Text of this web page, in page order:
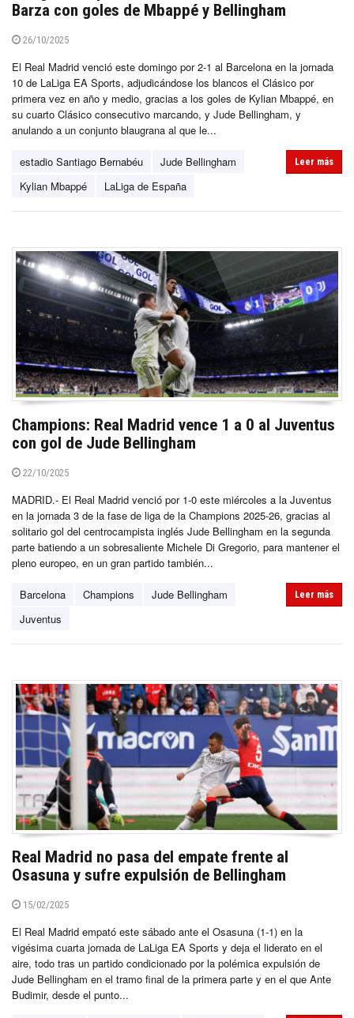
Barza con goles de Mbappé y Bellingham
26/10/2025
El Real Madrid venció este domingo por 2-1 al Barcelona en la jornada
10 de LaLiga EA Sports, adjudicándose los blancos el Clásico por
primera vez en año y medio, gracias a los goles de Kylian Mbappé, en
su cuarto Clásico consecutivo marcando, y Jude Bellingham, y
anulando a un conjunto blaugrana al que le...
estadio Santiago Bernabéu
Jude Bellingham
Kylian Mbappé
LaLiga de España
Leer más
Champions: Real Madrid vence 1 a 0 al Juventus
con gol de Jude Bellingham
22/10/2025
MADRID.- El Real Madrid venció por 1-0 este miércoles a la Juventus
en la jornada 3 de la fase de liga de la Champions 2025-26, gracias al
solitario gol del centrocampista inglés Jude Bellingham en la segunda
parte batiendo a un sobresaliente Michele Di Gregorio, para mantener el
pleno europeo, en un gran partido también...
Barcelona Champions
Jude Bellingham
Juventus
Leer más
Real Madrid no pasa del empate frente al
Osasuna y sufre expulsión de Bellingham
15/02/2025
El Real Madrid empató este sábado ante el Osasuna (1-1) en la
vigésima cuarta jornada de LaLiga EA Sports y deja el liderato en el
aire, todo tras un partido condicionado por la polémica expulsión de
Jude Bellingham en el tramo final de la primera parte y en el que Ante
Budimir, desde el punto...